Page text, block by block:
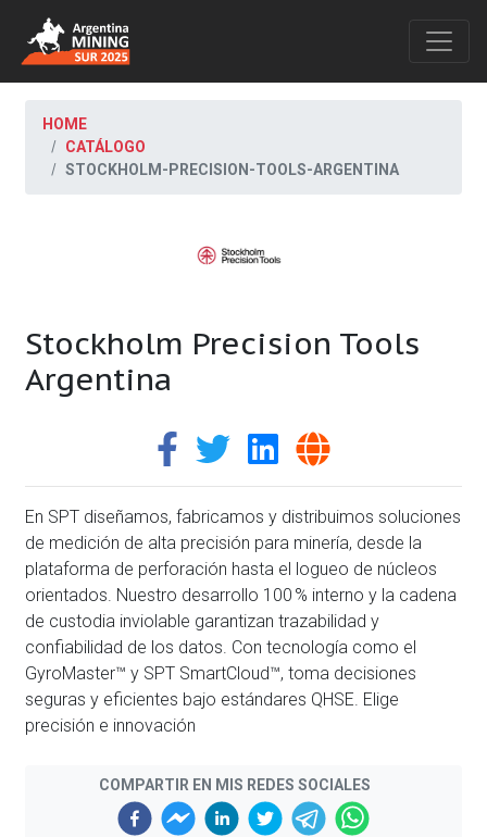
HOME
CATÁLOGO
STOCKHOLM-PRECISION-TOOLS-ARGENTINA
Stockholm Precision Tools
Argentina
En SPT diseñamos, fabricamos y distribuimos soluciones
de medición de alta precisión para minería, desde la
plataforma de perforación hasta el logueo de núcleos
orientados. Nuestro desarrollo 100 % interno y la cadena
de custodia inviolable garantizan trazabilidad y
confiabilidad de los datos. Con tecnología como el
GyroMaster™ y SPT SmartCloud™, toma decisiones
seguras y eficientes bajo estándares QHSE. Elige
precisión e innovación
COMPARTIR EN MIS REDES SOCIALES